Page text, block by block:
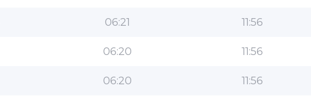
06:21 11:56
06:20 11:56
06:20 11:56
musulmans!
L''application islamique de style de vie populaire,
avec des fonctionnalités faciles à utiliser et les